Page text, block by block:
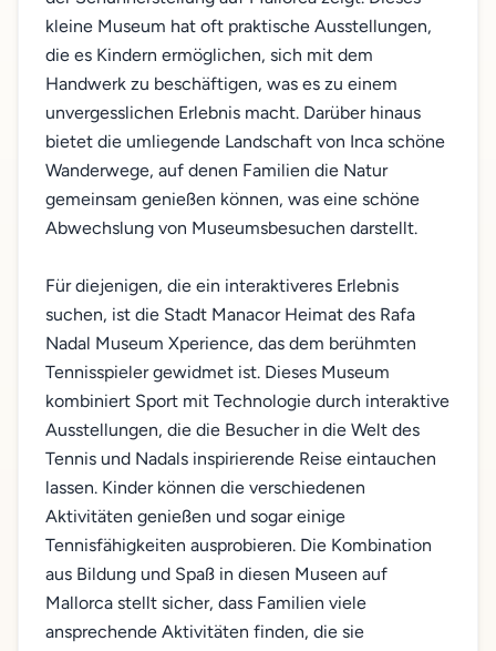
kleine Museum hat oft praktische Ausstellungen,
die es Kindern ermöglichen, sich mit dem
Handwerk zu beschäftigen, was es zu einem
unvergesslichen Erlebnis macht. Darüber hinaus
bietet die umliegende Landschaft von Inca schöne
Wanderwege, auf denen Familien die Natur
gemeinsam genießen können, was eine schöne
Abwechslung von Museumsbesuchen darstellt.
Für diejenigen, die ein interaktiveres Erlebnis
suchen, ist die Stadt Manacor Heimat des Rafa
Nadal Museum Xperience, das dem berühmten
Tennisspieler gewidmet ist. Dieses Museum
kombiniert Sport mit Technologie durch interaktive
Ausstellungen, die die Besucher in die Welt des
Tennis und Nadals inspirierende Reise eintauchen
lassen. Kinder können die verschiedenen
Aktivitäten genießen und sogar einige
Tennisfähigkeiten ausprobieren. Die Kombination
aus Bildung und Spaß in diesen Museen auf
Mallorca stellt sicher, dass Familien viele
ansprechende Aktivitäten finden, die sie